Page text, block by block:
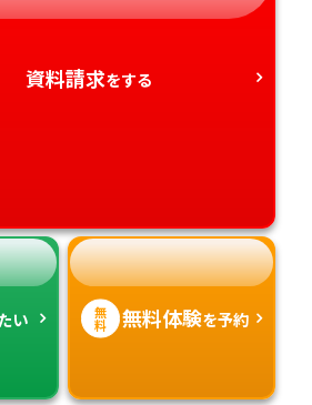
静岡県
愛知県
和歌山県
徳島県
香川県
大分県
宮崎県
資料請求をする
い 無
料 無料体験を予約